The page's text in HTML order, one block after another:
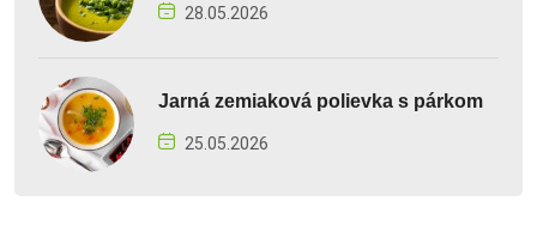
28.05.2026
Jarná zemiaková polievka s párkom
25.05.2026